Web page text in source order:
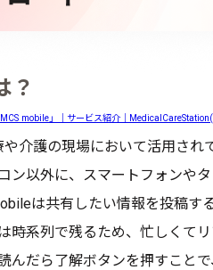
？
mobile」｜サービス紹介｜
介護の現場において活用さ
ン以外に、スマートフォンや
は共有したい情報を投稿す
時系列で残るため、忙しくて
んだら了解ボタンを押すこと